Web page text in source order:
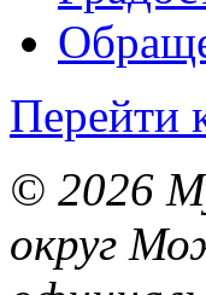
Перейти
© 2026
округ